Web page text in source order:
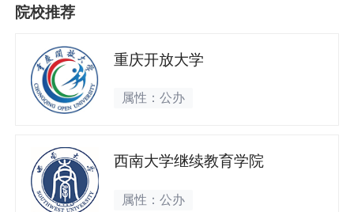
院校推荐
重庆开放大学
属性：公办
西南大学继续教育学院
属性：公办